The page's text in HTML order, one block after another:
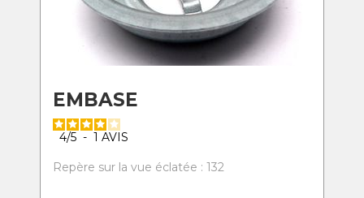
EMBASE
4/5 - 1 AVIS
Repère sur la vue éclatée : 132